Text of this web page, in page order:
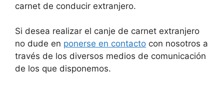
carnet de conducir extranjero.
Si desea realizar el canje de carnet extranjero
no dude en ponerse en contacto con nosotros a
través de los diversos medios de comunicación
de los que disponemos.